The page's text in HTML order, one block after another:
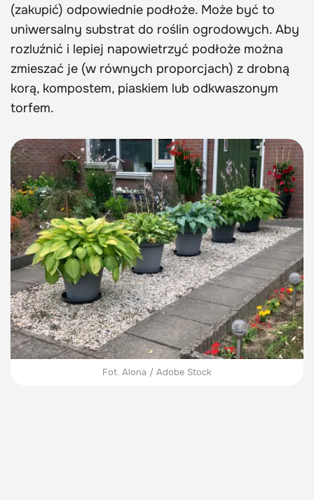
(zakupić) odpowiednie podłoże. Może być to
uniwersalny substrat do roślin ogrodowych. Aby
rozluźnić i lepiej napowietrzyć podłoże można
zmieszać je (w równych proporcjach) z drobną
korą, kompostem, piaskiem lub odkwaszonym
torfem.
Fot. Alona / Adobe Stock